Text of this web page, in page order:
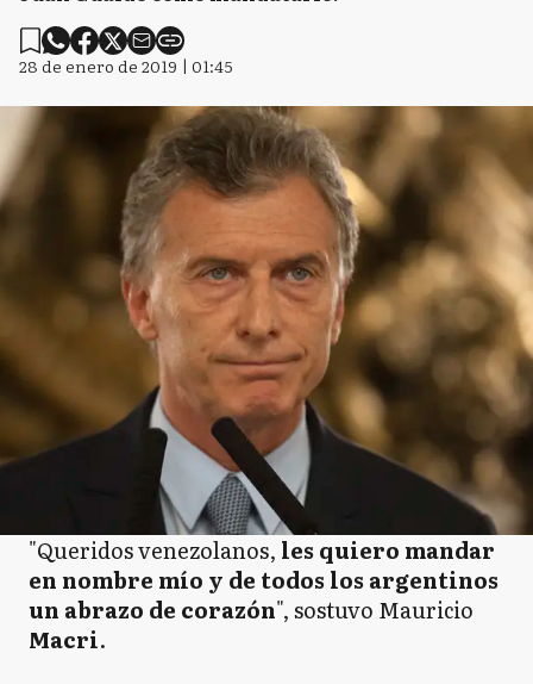
28 de enero de 2019 | 01:45
"Queridos venezolanos, les quiero mandar
en nombre mío y de todos los argentinos
un abrazo de corazón", sostuvo Mauricio
Macri.